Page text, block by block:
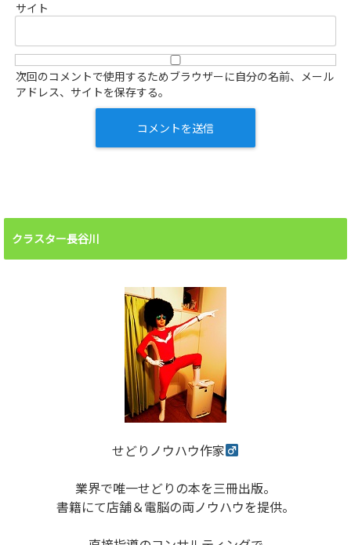
サイト
次回のコメントで使用するためブラウザーに自分の名前、メール
アドレス、サイトを保存する。
クラスター長谷川
せどりノウハウ作家
業界で唯一せどりの本を三冊出版。
書籍にて店舗＆電脳の両ノウハウを提供。